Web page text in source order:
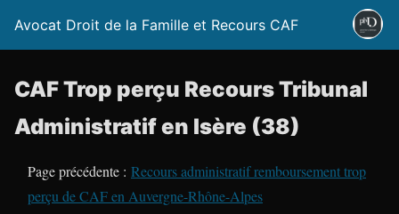
Avocat Droit de la Famille et Recours CAF
CAF Trop perçu Recours Tribunal
Administratif en Isère (38)
Page précédente : Recours administratif remboursement trop
perçu de CAF en Auvergne-Rhône-Alpes